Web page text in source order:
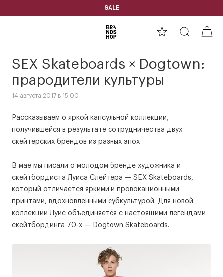
SALE
SEX Skateboards × Dogtown:
прародители культуры
14 августа 2017 в 15:00
Рассказываем о яркой капсульной коллекции,
получившейся в результате сотрудничества двух
скейтерских брендов из разных эпох
В мае мы писали о молодом бренде художника и
скейтбордиста Луиса Слейтера — SEX Skateboards,
который отличается яркими и провокационными
принтами, вдохновлёнными субкультурой. Для новой
коллекции Луис объединяется с настоящими легендами
скейтбординга 70-х — Dogtown Skateboards.